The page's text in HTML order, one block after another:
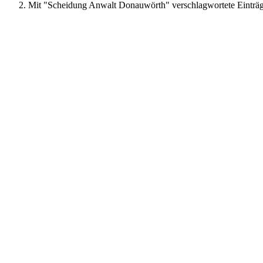
Mit "Scheidung Anwalt Donauwörth" verschlagwortete